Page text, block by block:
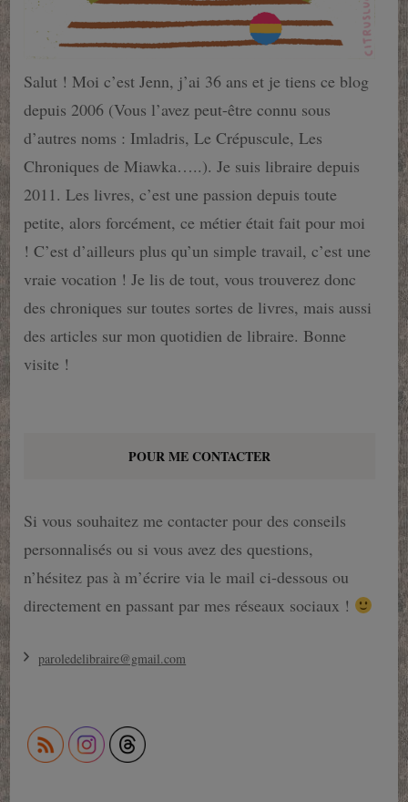
Salut ! Moi c’est Jenn, j’ai 36 ans et je tiens ce blog
depuis 2006 (Vous l’avez peut-être connu sous
d’autres noms : Imladris, Le Crépuscule, Les
Chroniques de Miawka…..). Je suis libraire depuis
2011. Les livres, c’est une passion depuis toute
petite, alors forcément, ce métier était fait pour moi
! C’est d’ailleurs plus qu’un simple travail, c’est une
vraie vocation ! Je lis de tout, vous trouverez donc
des chroniques sur toutes sortes de livres, mais aussi
des articles sur mon quotidien de libraire. Bonne
visite !
POUR ME CONTACTER
Si vous souhaitez me contacter pour des conseils
personnalisés ou si vous avez des questions,
n’hésitez pas à m’écrire via le mail ci-dessous ou
directement en passant par mes réseaux sociaux !
paroledelibraire@gmail.com